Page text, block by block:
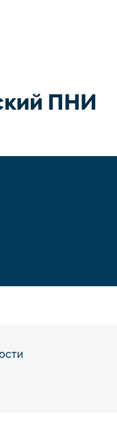
ПНИ